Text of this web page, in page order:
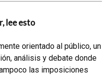
lee esto
orientado al público, un
análisis y debate donde
las imposiciones